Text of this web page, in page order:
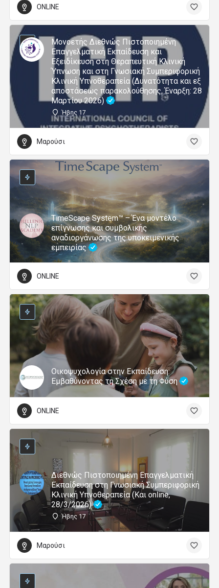
ONLINE
Μονοετής Διεθνώς Πιστοποιημένη
Επαγγελματική Εκπαίδευση και
Εξειδίκευση στη Θεραπευτική Κλινική
Ύπνωση και στη Γνωσιακή Συμπεριφορική
Κλινική Υπνοθεραπεία (Δυνατότητα και εξ
αποστάσεως παρακολούθησης, Έναρξη: 28
Μαρτίου 2026)
Ήβης 17
Μαρούσι
TimeScape System™ – Ένα μοντέλο
επίγνωσης και συμβολικής
αναδιοργάνωσης της υποκειμενικής
εμπειρίας
ONLINE
Οικοψυχολογία στην Εκπαίδευση:
Εμβαθύνοντας τη Σχέση με τη Φύση
ONLINE
Διεθνώς Πιστοποιημένη Επαγγελματική
Εκπαίδευση στη Γνωσιακή Συμπεριφορική
Κλινική Υπνοθεραπεία (Και online,
28/3/2026)
Ήβης 17
Μαρούσι